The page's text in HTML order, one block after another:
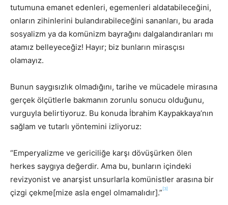
tutumuna emanet edenleri, egemenleri aldatabileceğini,
onların zihinlerini bulandırabileceğini sananları, bu arada
sosyalizm ya da komünizm bayrağını dalgalandıranları mı
atamız belleyeceğiz! Hayır; biz bunların mirasçısı
olamayız.
Bunun saygısızlık olmadığını, tarihe ve mücadele mirasına
gerçek ölçütlerle bakmanın zorunlu sonucu olduğunu,
vurguyla belirtiyoruz. Bu konuda İbrahim Kaypakkaya’nın
sağlam ve tutarlı yöntemini izliyoruz:
“Emperyalizme ve gericiliğe karşı dövüşürken ölen
herkes saygıya değerdir. Ama bu, bunların içindeki
revizyonist ve anarşist unsurlarla komünistler arasına bir
çizgi çekme[mize asla engel olmamalıdır].” [3]